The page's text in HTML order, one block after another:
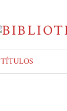
TÍTULOS